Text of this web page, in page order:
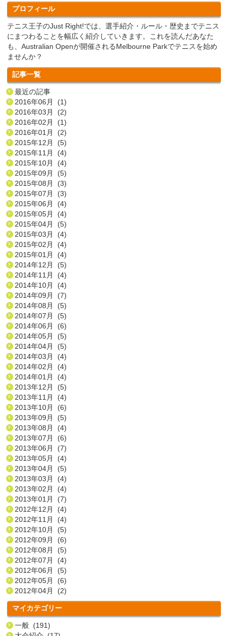
プロフィール
テニス王子のJust Right!では、選手紹介・ルール・歴史までテニス
にまつわることを幅広く紹介していきます。これを読んだあなた
も、Australian Openが開催されるMelbourne Parkでテニスを始め
ませんか？
記事一覧
最近の記事
2016年06月 (1)
2016年03月 (2)
2016年02月 (1)
2016年01月 (2)
2015年12月 (5)
2015年11月 (4)
2015年10月 (4)
2015年09月 (5)
2015年08月 (3)
2015年07月 (3)
2015年06月 (4)
2015年05月 (4)
2015年04月 (5)
2015年03月 (4)
2015年02月 (4)
2015年01月 (4)
2014年12月 (5)
2014年11月 (4)
2014年10月 (4)
2014年09月 (7)
2014年08月 (5)
2014年07月 (5)
2014年06月 (6)
2014年05月 (5)
2014年04月 (5)
2014年03月 (4)
2014年02月 (4)
2014年01月 (4)
2013年12月 (5)
2013年11月 (4)
2013年10月 (6)
2013年09月 (5)
2013年08月 (4)
2013年07月 (6)
2013年06月 (7)
2013年05月 (4)
2013年04月 (5)
2013年03月 (4)
2013年02月 (4)
2013年01月 (7)
2012年12月 (4)
2012年11月 (4)
2012年10月 (5)
2012年09月 (6)
2012年08月 (5)
2012年07月 (4)
2012年06月 (5)
2012年05月 (6)
2012年04月 (2)
マイカテゴリー
一般 (191)